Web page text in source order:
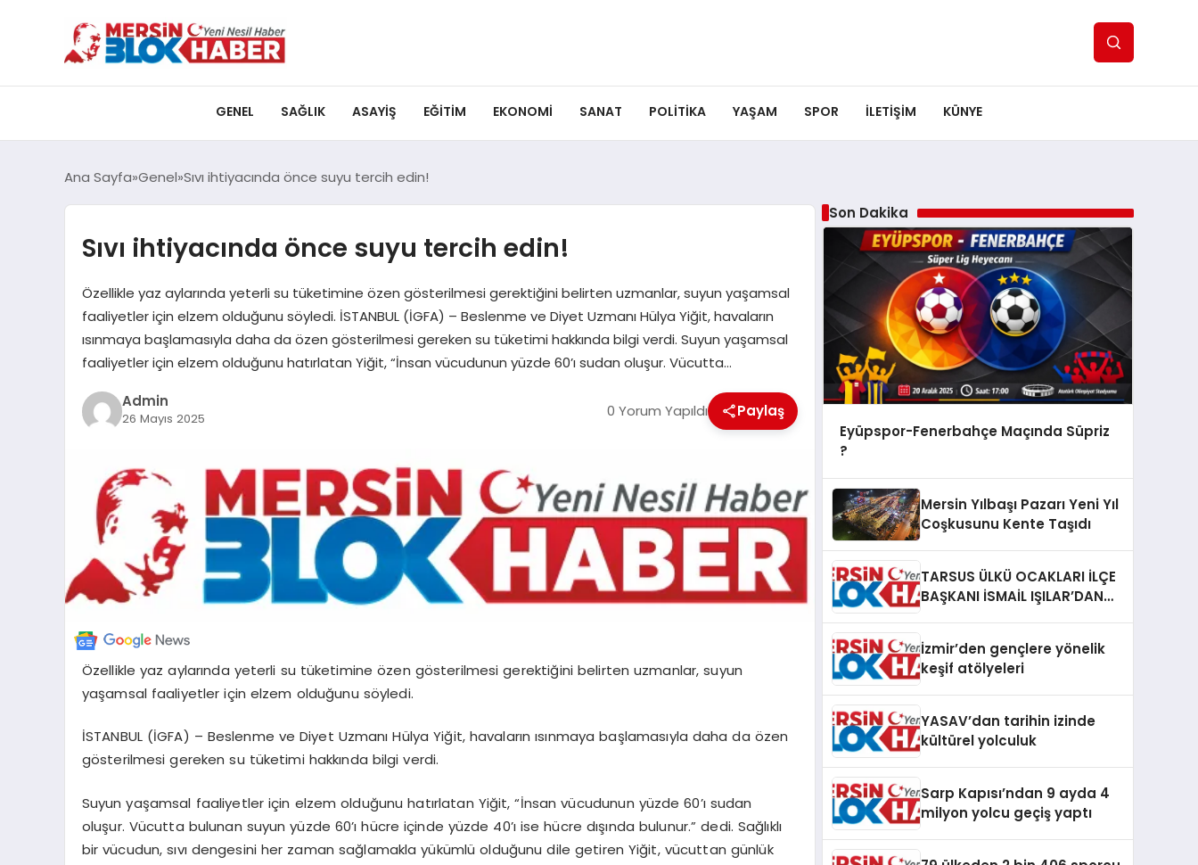
GENEL SAĞLIK ASAYIŞ EĞITIM EKONOMI SANAT POLITIKA YAŞAM SPOR ILETİŞİM KÜNYE
Ana Sayfa Genel Sıvı ihtiyacında önce suyu tercih edin!
Sıvı ihtiyacında önce suyu tercih edin!
Özellikle yaz aylarında yeterli su tüketimine özen gösterilmesi gerektiğini belirten uzmanlar, suyun yaşamsal
faaliyetler için elzem olduğunu söyledi. İSTANBUL (İGFA) – Beslenme ve Diyet Uzmanı Hülya Yiğit, havaların
ısınmaya başlamasıyla daha da özen gösterilmesi gereken su tüketimi hakkında bilgi verdi. Suyun yaşamsal
faaliyetler için elzem olduğunu hatırlatan Yiğit, “İnsan vücudunun yüzde 60’ı sudan oluşur. Vücutta…
Admin
26 Mayıs 2025 0 Yorum Yapıldı Paylaş
Özellikle yaz aylarında yeterli su tüketimine özen gösterilmesi gerektiğini belirten uzmanlar, suyun
yaşamsal faaliyetler için elzem olduğunu söyledi.
İSTANBUL (İGFA) – Beslenme ve Diyet Uzmanı Hülya Yiğit, havaların ısınmaya başlamasıyla daha da özen
gösterilmesi gereken su tüketimi hakkında bilgi verdi.
Suyun yaşamsal faaliyetler için elzem olduğunu hatırlatan Yiğit, “İnsan vücudunun yüzde 60’ı sudan
oluşur. Vücutta bulunan suyun yüzde 60’ı hücre içinde yüzde 40’ı ise hücre dışında bulunur.” dedi. Sağlıklı
bir vücudun, sıvı dengesini her zaman sağlamakla yükümlü olduğunu dile getiren Yiğit, vücuttan günlük
Son Dakika
Eyüpspor-Fenerbahçe Maçında Süpriz
?
Mersin Yılbaşı Pazarı Yeni Yıl
Coşkusunu Kente Taşıdı
TARSUS ÜLKÜ OCAKLARI İLÇE
BAŞKANI İSMAİL IŞILAR’DAN
İzmir’den gençlere yönelik
keşif atölyeleri
YASAV’dan tarihin izinde
kültürel yolculuk
Sarp Kapısı’ndan 9 ayda 4
milyon yolcu geçiş yaptı